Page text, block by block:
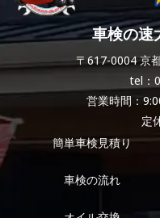
車検の速
〒617-0004 京
tel：
営業時間：
定
簡単車検見積り
車検の流れ